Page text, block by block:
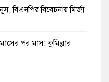
বিএনপির বিবেচনায় মির্জা
পর মাস: কুমিল্লার